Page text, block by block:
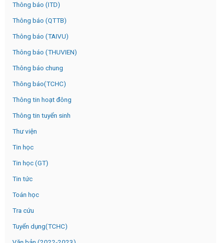
Thông báo (ITD)
Thông báo (QTTB)
Thông báo (TAIVU)
Thông báo (THUVIEN)
Thông báo chung
Thông báo(TCHC)
Thông tin hoạt đông
Thông tin tuyển sinh
Thư viện
Tin học
Tin học (GT)
Tin tức
Toán học
Tra cứu
Tuyển dụng(TCHC)